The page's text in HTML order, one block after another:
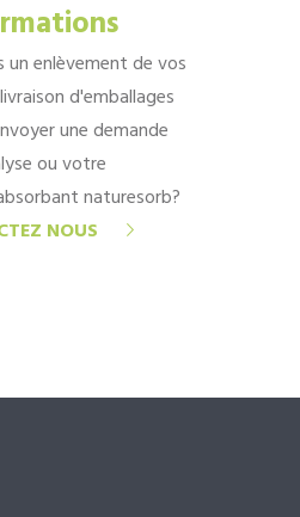
un enlèvement de vos
d'emballages
une demande
ou votre
naturesorb?
NOUS